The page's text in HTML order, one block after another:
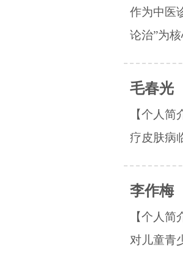
作为中医
论治”为
毛春光
【个人
疗皮肤病
李作梅
【个人
对儿童青